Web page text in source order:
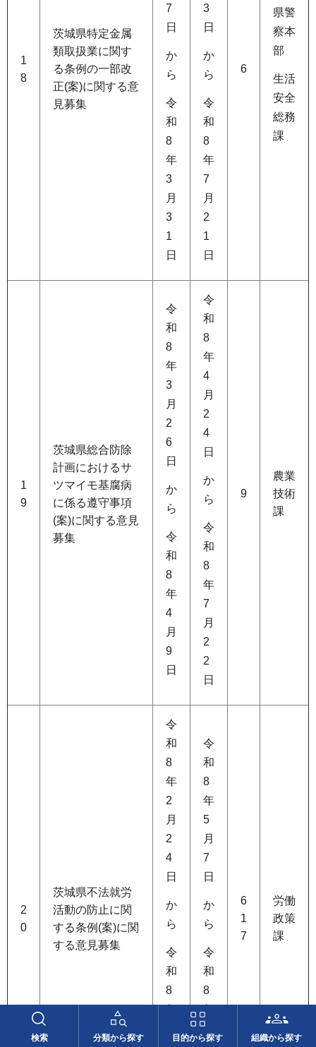
検索 分類から探す 目的から探す 組織から探す
1
8
茨城県特定金属
類取扱業に関す
る条例の一部改
正(案)に関する意
見募集
7
日
か
ら
令
和
8
年
3
月
3
1
日
3
日
か
ら
令
和
8
年
7
月
2
1
日
6
県警
察本
部
生活
安全
総務
課
1
9
茨城県総合防除
計画におけるサ
ツマイモ基腐病
に係る遵守事項
(案)に関する意見
募集
令
和
8
年
3
月
2
6
日
か
ら
令
和
8
年
4
月
9
日
令
和
8
年
4
月
2
4
日
か
ら
令
和
8
年
7
月
2
2
日
9
農業
技術
課
2
0
茨城県不法就労
活動の防止に関
する条例(案)に関
する意見募集
令
和
8
年
2
月
2
4
日
か
ら
令
和
8
令
和
8
年
5
月
7
日
か
ら
令
和
8
年
8
6
1
7
労働
政策
課